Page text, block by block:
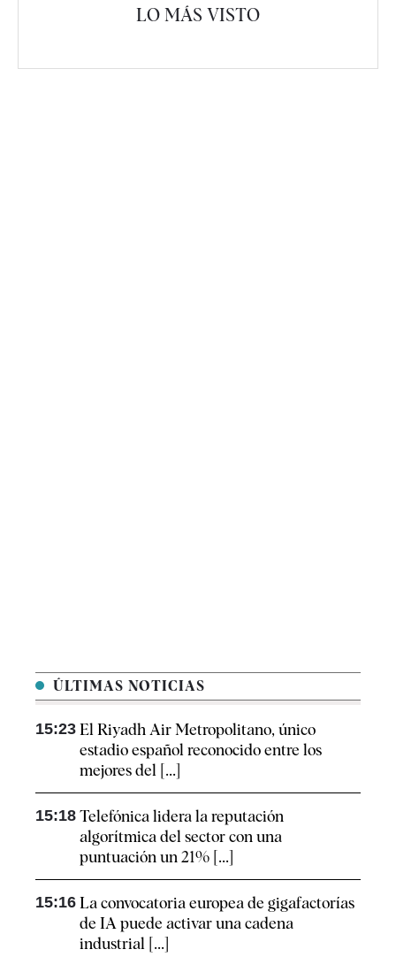
LO MÁS VISTO
ÚLTIMAS NOTICIAS
15:23 El Riyadh Air Metropolitano, único
estadio español reconocido entre los
mejores del [...]
15:18 Telefónica lidera la reputación
algorítmica del sector con una
puntuación un 21% [...]
15:16 La convocatoria europea de gigafactorías
de IA puede activar una cadena
industrial [...]